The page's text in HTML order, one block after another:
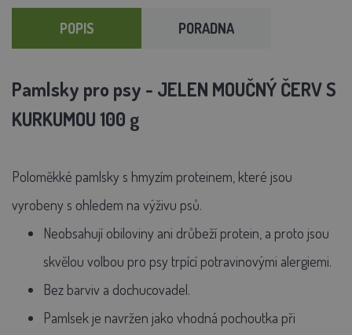
POPIS PORADNA
Pamlsky pro psy - JELEN MOUČNÝ ČERV S
KURKUMOU 100 g
Poloměkké pamlsky s hmyzím proteinem, které jsou
vyrobeny s ohledem na výživu psů.
Neobsahují obiloviny ani drůbeží protein, a proto jsou
skvělou volbou pro psy trpící potravinovými alergiemi.
Bez barviv a dochucovadel.
Pamlsek je navržen jako vhodná pochoutka při